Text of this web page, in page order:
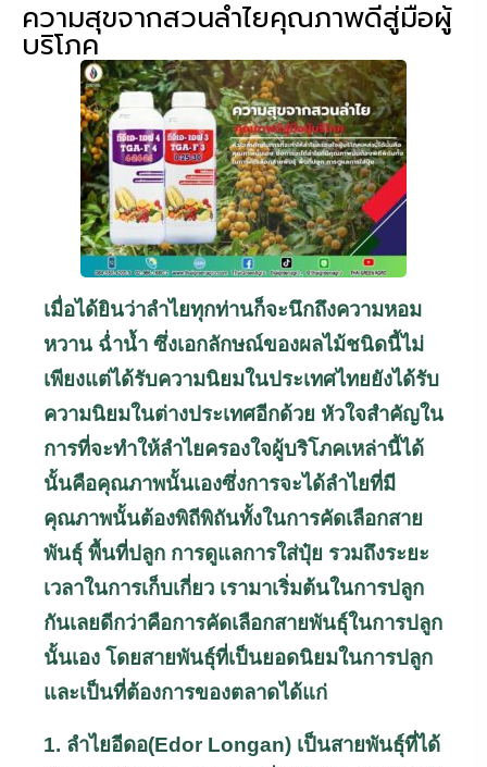
ความสุขจากสวนลำไยคุณภาพดีสู่มือผู้
บริโภค
เมื่อได้ยินว่าลำไยทุกท่านก็จะนึกถึงความหอม
หวาน ฉ่ำน้ำ ซึ่งเอกลักษณ์ของผลไม้ชนิดนี้ไม่
เพียงแต่ได้รับความนิยมในประเทศไทยยังได้รับ
ความนิยมในต่างประเทศอีกด้วย หัวใจสำคัญใน
การที่จะทำให้ลำไยครองใจผู้บริโภคเหล่านี้ได้
นั้นคือคุณภาพนั้นเองซึ่งการจะได้ลำไยที่มี
คุณภาพนั้นต้องพิถีพิถันทั้งในการคัดเลือกสาย
พันธุ์ พื้นที่ปลูก การดูแลการใส่ปุ๋ย รวมถึงระยะ
เวลาในการเก็บเกี่ยว เรามาเริ่มต้นในการปลูก
กันเลยดีกว่าคือการคัดเลือกสายพันธุ์ในการปลูก
นั้นเอง โดยสายพันธุ์ที่เป็นยอดนิยมในการปลูก
และเป็นที่ต้องการของตลาดได้แก่
1. ลำไยอีดอ(Edor Longan) เป็นสายพันธุ์ที่ได้